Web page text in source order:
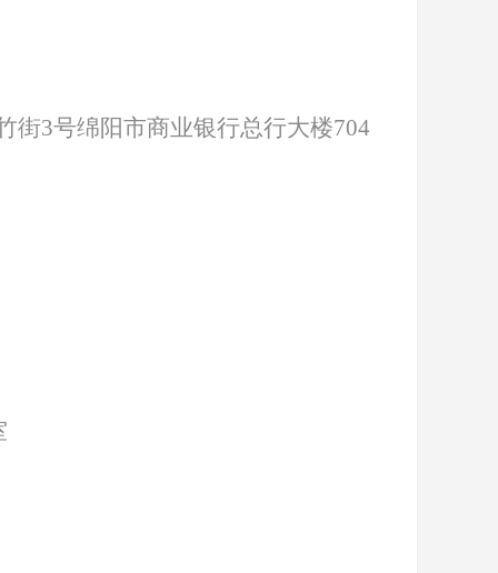
街3号绵阳市商业银行总行大楼704